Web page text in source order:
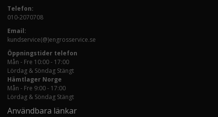
Telefon:
010-2070708
Email:
kundservice(@)engrosservice.se
Öppningstider telefon
Mån - Fre 10:00 - 17:00
Lördag & Söndag Stängt
Hämtlager Norge
Mån - Fre 9:00 - 17:00
Lördag & Söndag Stängt
Användbara länkar